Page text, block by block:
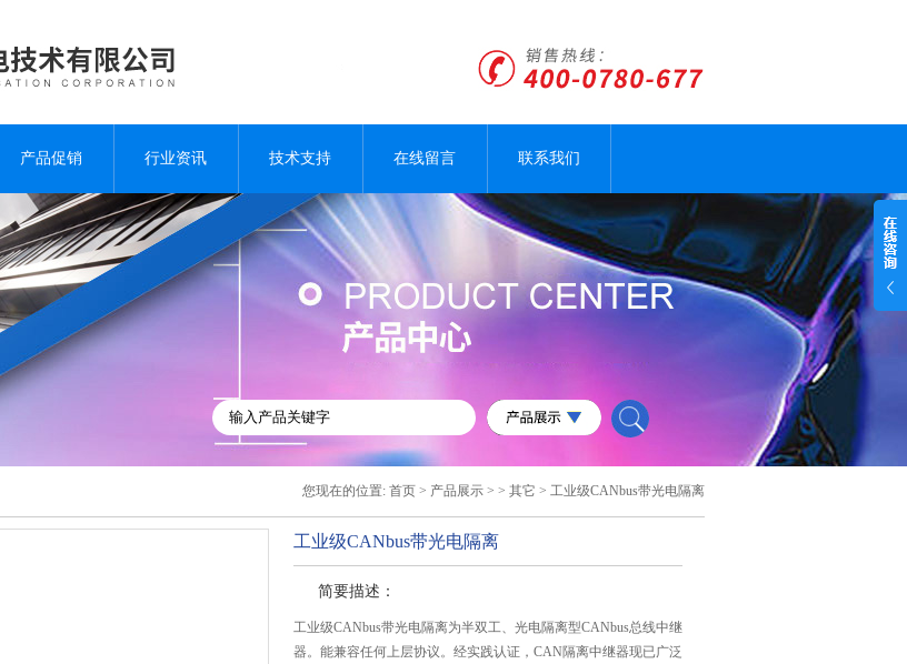
产品促销 行业资讯 技术支持 在线留言 联系我们
您现在的位置: 首页 > 产品展示 > > 其它 > 工业级CANbus带光电隔离
工业级CANbus带光电隔离
简要描述：
工业级CANbus带光电隔离为半双工、光电隔离型CANbus总线中继
器。能兼容任何上层协议。经实践认证，CAN隔离中继器现已广泛